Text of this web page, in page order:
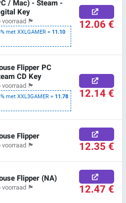
/ Mac) - Steam -
Key
voorraad 🏴
met XXLGAMER =11.10
12.06 €
Flipper PC
CD Key
voorraad 🏴
met XXL3GAMER =11.78
12.14 €
Flipper
voorraad 🏴 12.35 €
Flipper (NA)
voorraad 🏴 12.47 €